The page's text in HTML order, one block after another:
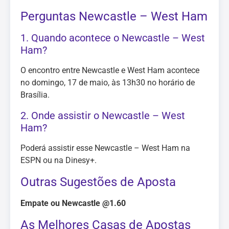
Perguntas Newcastle – West Ham
1. Quando acontece o Newcastle – West
Ham?
O encontro entre Newcastle e West Ham acontece
no domingo, 17 de maio, às 13h30 no horário de
Brasília.
2. Onde assistir o Newcastle – West
Ham?
Poderá assistir esse Newcastle – West Ham na
ESPN ou na Dinesy+.
Outras Sugestões de Aposta
Empate ou Newcastle @1.60
As Melhores Casas de Apostas